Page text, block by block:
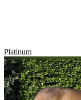
Platinum